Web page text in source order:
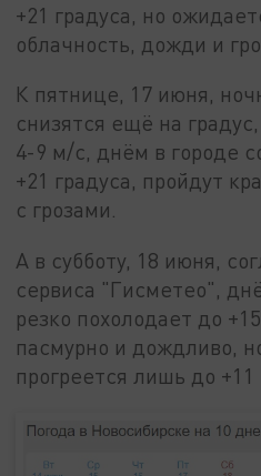
+21 градуса, но
облачность, дожди и
К пятнице, 17 июня,
снизятся ещё на
4-9 м/с, днём в городе
+21 градуса, пройдут
с грозами.
А в субботу, 18 июня,
сервиса "Гисметео",
резко похолодает до
пасмурно и дождливо,
прогреется лишь до +11